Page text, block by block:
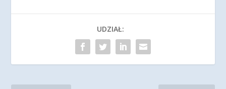
UDZIAŁ: